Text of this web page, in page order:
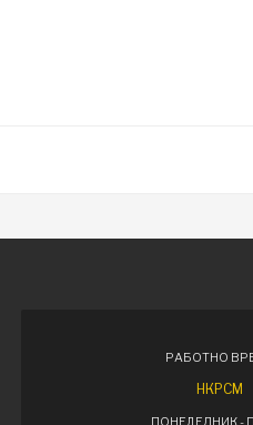
РАБОТНО
НКРСМ
ПОНЕДЕЛНИК -